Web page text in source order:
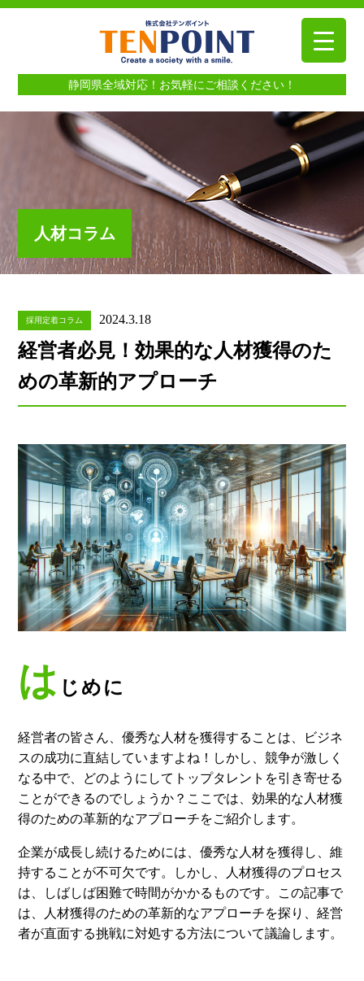
静岡県全域対応！お気軽にご相談ください！
人材コラム
採用定着コラム 2024.3.18
経営者必見！効果的な人材獲得のた
めの革新的アプローチ
は じめに
経営者の皆さん、優秀な人材を獲得することは、ビジネ
スの成功に直結していますよね！しかし、競争が激しく
なる中で、どのようにしてトップタレントを引き寄せる
ことができるのでしょうか？ここでは、効果的な人材獲
得のための革新的なアプローチをご紹介します。
企業が成長し続けるためには、優秀な人材を獲得し、維
持することが不可欠です。しかし、人材獲得のプロセス
は、しばしば困難で時間がかかるものです。この記事で
は、人材獲得のための革新的なアプローチを探り、経営
者が直面する挑戦に対処する方法について議論します。